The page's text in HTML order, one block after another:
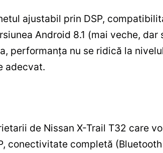
ajustabil prin DSP,
Android 8.1 (mai veche,
performanța nu se ridică la
adecvat.
de Nissan X-Trail T32 care
conectivitate completă (Bluetooth